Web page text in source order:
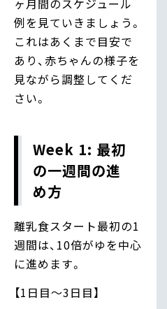
ヶ月間のスケジュール
例を見ていきましょう。
これはあくまで目安で
あり、赤ちゃんの様子を
見ながら調整してくだ
さい。
Week 1: 最初
の一週間の進
め方
離乳食スタート最初の1
週間は、10倍がゆを中心
に進めます。
【1日目〜3日目】